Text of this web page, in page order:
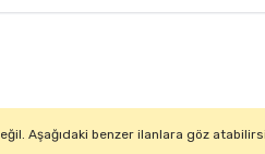
Aşağıdaki benzer ilanlara göz